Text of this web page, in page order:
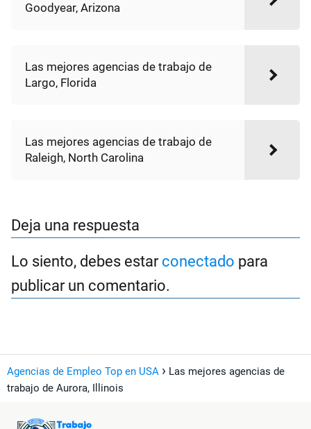
Goodyear, Arizona
Las mejores agencias de trabajo de
Largo, Florida
Las mejores agencias de trabajo de
Raleigh, North Carolina
Deja una respuesta
Lo siento, debes estar conectado para
publicar un comentario.
Agencias de Empleo Top en USA
Las mejores agencias de
trabajo de Aurora, Illinois